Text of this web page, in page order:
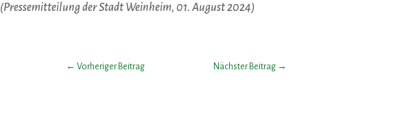
(Pressemitteilung der Stadt Weinheim, 01. August 2024)
← Vorheriger Beitrag Nächster Beitrag →